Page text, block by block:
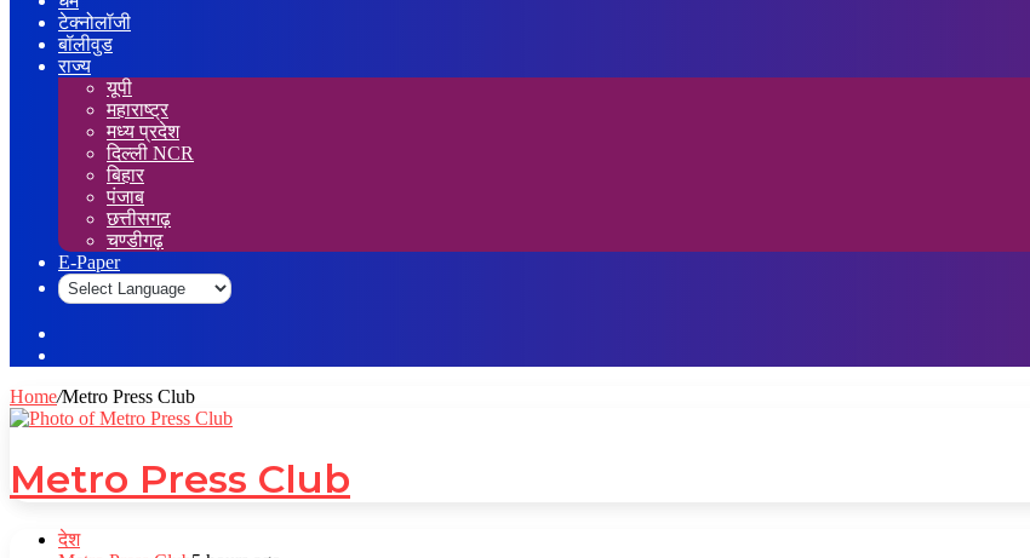
टेक्नोलॉजी
बॉलीवुड
राज्य
यूपी
महाराष्ट्र
मध्य प्रदेश
दिल्ली NCR
बिहार
पंजाब
छत्तीसगढ़
चण्डीगढ़
E-Paper
Home/Metro Press Club
Metro Press Club
देश